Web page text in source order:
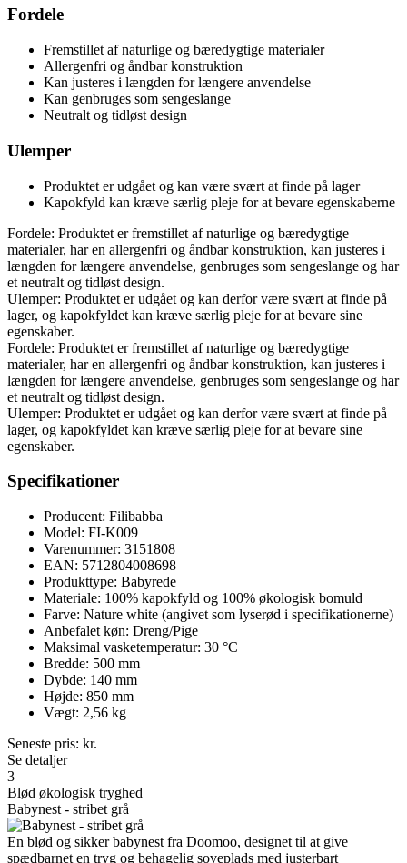
Fordele
Fremstillet af naturlige og bæredygtige materialer
Allergenfri og åndbar konstruktion
Kan justeres i længden for længere anvendelse
Kan genbruges som sengeslange
Neutralt og tidløst design
Ulemper
Produktet er udgået og kan være svært at finde på lager
Kapokfyld kan kræve særlig pleje for at bevare egenskaberne
Fordele: Produktet er fremstillet af naturlige og bæredygtige
materialer, har en allergenfri og åndbar konstruktion, kan justeres i
længden for længere anvendelse, genbruges som sengeslange og har
et neutralt og tidløst design.
Ulemper: Produktet er udgået og kan derfor være svært at finde på
lager, og kapokfyldet kan kræve særlig pleje for at bevare sine
egenskaber.
Fordele: Produktet er fremstillet af naturlige og bæredygtige
materialer, har en allergenfri og åndbar konstruktion, kan justeres i
længden for længere anvendelse, genbruges som sengeslange og har
et neutralt og tidløst design.
Ulemper: Produktet er udgået og kan derfor være svært at finde på
lager, og kapokfyldet kan kræve særlig pleje for at bevare sine
egenskaber.
Specifikationer
Producent: Filibabba
Model: FI-K009
Varenummer: 3151808
EAN: 5712804008698
Produkttype: Babyrede
Materiale: 100% kapokfyld og 100% økologisk bomuld
Farve: Nature white (angivet som lyserød i specifikationerne)
Anbefalet køn: Dreng/Pige
Maksimal vasketemperatur: 30 °C
Bredde: 500 mm
Dybde: 140 mm
Højde: 850 mm
Vægt: 2,56 kg
Seneste pris: kr.
Se detaljer
3
Blød økologisk tryghed
Babynest - stribet grå
En blød og sikker babynest fra Doomoo, designet til at give
spædbarnet en tryg og behagelig soveplads med justerbart